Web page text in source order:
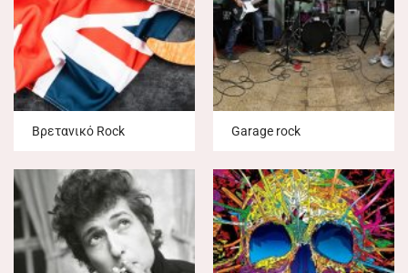
Βρετανικό Rock Garage rock